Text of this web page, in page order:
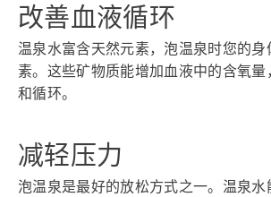
改善血液循环
温泉水富含天然元素，泡温泉时您的
素。这些矿物质能增加血液中的含氧
和循环。
减轻压力
泡温泉是最好的放松方式之一。温泉